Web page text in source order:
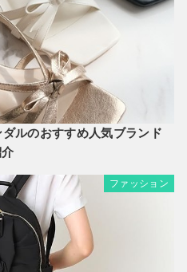
ダルのおすすめ人気ブランド
ファッション